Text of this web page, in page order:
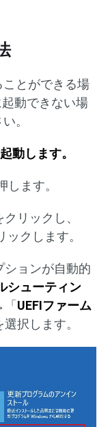
とができる場
動できない場
。
動します。
します。
クリックし、
ックします。
ションが自動的
シューティン
UEFIファーム
選択します。